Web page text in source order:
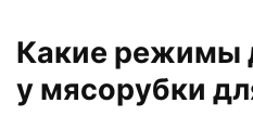
Какие режимы
у мясорубки